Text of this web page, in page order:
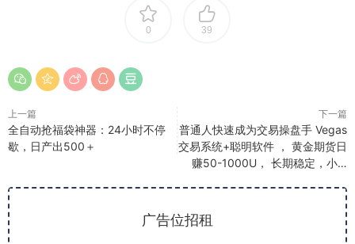
0 39
上一篇
全自动抢福袋神器：24小时不停
歇，日产出500＋
下一篇
普通人快速成为交易操盘手 Vegas
交易系统+聪明软件 ， 黄金期货日
赚50-1000U， 长期稳定，小…
广告位招租